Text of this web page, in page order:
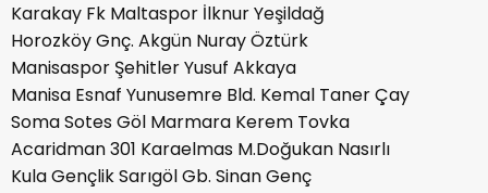
Karakay Fk Maltaspor İlknur Yeşildağ
Horozköy Gnç. Akgün Nuray Öztürk
Manisaspor Şehitler Yusuf Akkaya
Manisa Esnaf Yunusemre Bld. Kemal Taner Çay
Soma Sotes Göl Marmara Kerem Tovka
Acaridman 301 Karaelmas M.Doğukan Nasırlı
Kula Gençlik Sarıgöl Gb. Sinan Genç